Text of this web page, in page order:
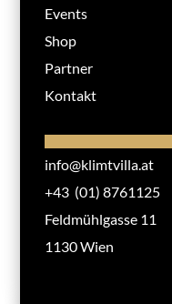
Events
Shop
Partner
Kontakt
info@klimtvilla.at
+43 (01) 8761125
Feldmühlgasse 11
1130 Wien